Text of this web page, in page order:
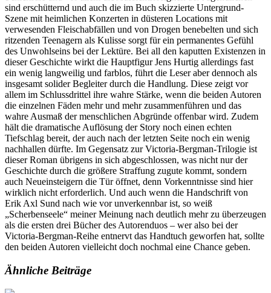
sind erschütternd und auch die im Buch skizzierte Untergrund-
Szene mit heimlichen Konzerten in düsteren Locations mit
verwesenden Fleischabfällen und von Drogen benebelten und sich
ritzenden Teenagern als Kulisse sorgt für ein permanentes Gefühl
des Unwohlseins bei der Lektüre. Bei all den kaputten Existenzen in
dieser Geschichte wirkt die Hauptfigur Jens Hurtig allerdings fast
ein wenig langweilig und farblos, führt die Leser aber dennoch als
insgesamt solider Begleiter durch die Handlung. Diese zeigt vor
allem im Schlussdrittel ihre wahre Stärke, wenn die beiden Autoren
die einzelnen Fäden mehr und mehr zusammenführen und das
wahre Ausmaß der menschlichen Abgründe offenbar wird. Zudem
hält die dramatische Auflösung der Story noch einen echten
Tiefschlag bereit, der auch nach der letzten Seite noch ein wenig
nachhallen dürfte. Im Gegensatz zur Victoria-Bergman-Trilogie ist
dieser Roman übrigens in sich abgeschlossen, was nicht nur der
Geschichte durch die größere Straffung zugute kommt, sondern
auch Neueinsteigern die Tür öffnet, denn Vorkenntnisse sind hier
wirklich nicht erforderlich. Und auch wenn die Handschrift von
Erik Axl Sund nach wie vor unverkennbar ist, so weiß
„Scherbenseele“ meiner Meinung nach deutlich mehr zu überzeugen
als die ersten drei Bücher des Autorenduos – wer also bei der
Victoria-Bergman-Reihe entnervt das Handtuch geworfen hat, sollte
den beiden Autoren vielleicht doch nochmal eine Chance geben.
Ähnliche Beiträge